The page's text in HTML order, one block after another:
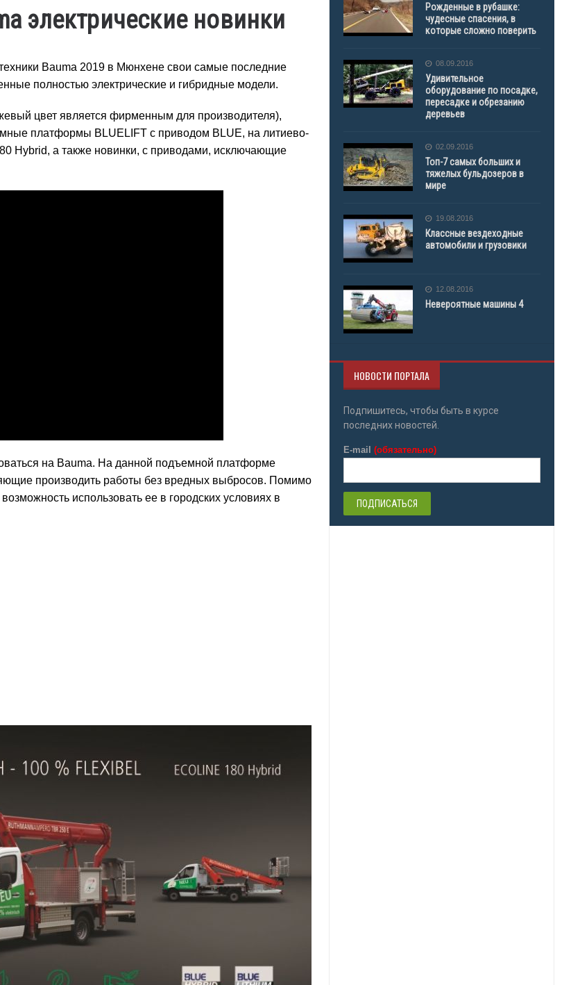
электрические новинки
Bauma 2019 в Мюнхене свои самые последние
полностью электрические и гибридные модели.
цвет является фирменным для производителя),
платформы BLUELIFT с приводом BLUE, на литиево-
Hybrid, а также новинки, с приводами, исключающие
на Bauma. На данной подъемной платформе
производить работы без вредных выбросов. Помимо
использовать ее в городских условиях в
Рожденные в рубашке:
чудесные спасения, в
которые сложно поверить
08.09.2016
Удивительное
оборудование по посадке,
пересадке и обрезанию
деревьев
02.09.2016
Топ-7 самых больших и
тяжелых бульдозеров в
мире
19.08.2016
Классные вездеходные
автомобили и грузовики
12.08.2016
Невероятные машины 4
НОВОСТИ ПОРТАЛА
Подпишитесь, чтобы быть в курсе
последних новостей.
E-mail (обязательно)